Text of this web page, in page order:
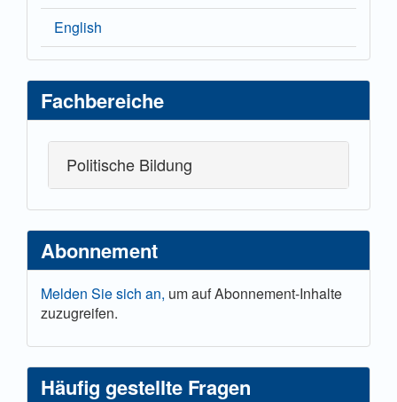
English
Fachbereiche
Politische Bildung
Abonnement
Melden Sie sich an, um auf Abonnement-Inhalte
zuzugreifen.
Häufig gestellte Fragen